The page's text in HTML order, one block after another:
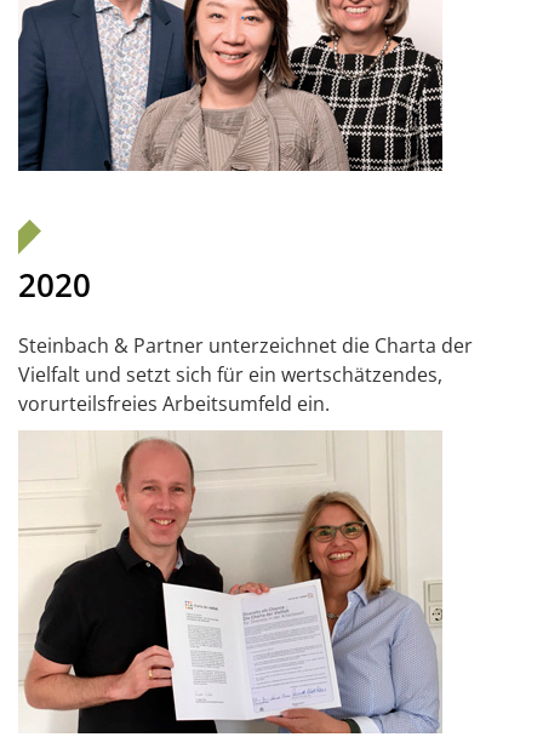
2020
Steinbach & Partner unterzeichnet die Charta der
Vielfalt und setzt sich für ein wertschätzendes,
vorurteilsfreies Arbeitsumfeld ein.